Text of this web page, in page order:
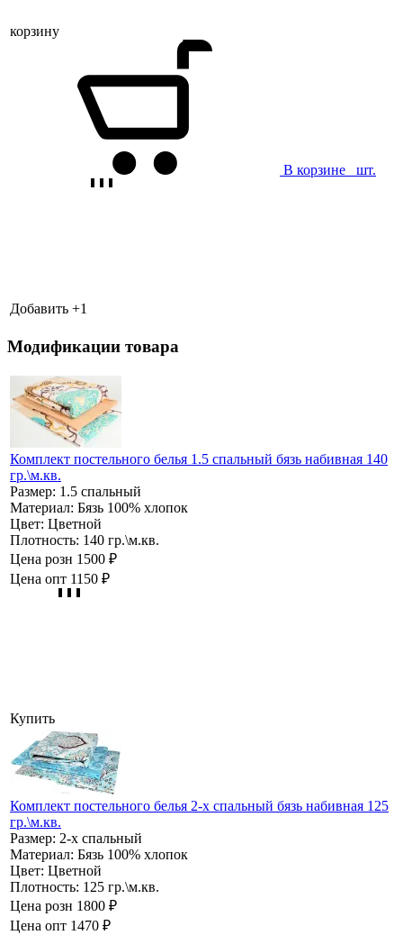
корзину
В корзине шт.
Добавить +1
Модификации товара
Комплект постельного белья 1.5 спальный бязь набивная 140
гр.\м.кв.
Размер: 1.5 спальный
Материал: Бязь 100% хлопок
Цвет: Цветной
Плотность: 140 гр.\м.кв.
Цена розн 1500 ₽
Цена опт 1150 ₽
Купить
Комплект постельного белья 2-х спальный бязь набивная 125
гр.\м.кв.
Размер: 2-х спальный
Материал: Бязь 100% хлопок
Цвет: Цветной
Плотность: 125 гр.\м.кв.
Цена розн 1800 ₽
Цена опт 1470 ₽